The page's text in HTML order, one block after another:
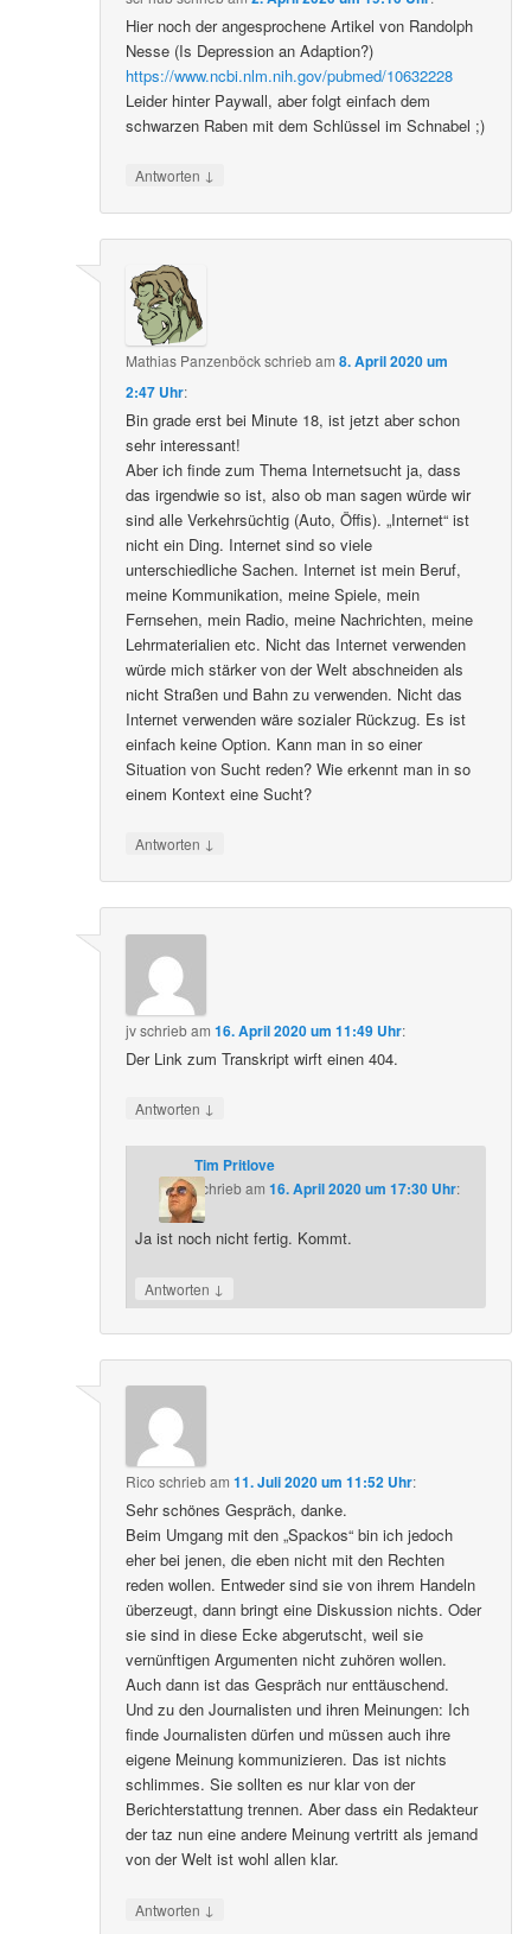
Hier noch der angesprochene Artikel von Randolph
Nesse (Is Depression an Adaption?)
https://www.ncbi.nlm.nih.gov/pubmed/10632228
Leider hinter Paywall, aber folgt einfach dem
schwarzen Raben mit dem Schlüssel im Schnabel ;)
Antworten ↓
Mathias Panzenböckschriebam8. April 2020 um
2:47 Uhr:
Bin grade erst bei Minute 18, ist jetzt aber schon
sehr interessant!
Aber ich finde zum Thema Internetsucht ja, dass
das irgendwie so ist, also ob man sagen würde wir
sind alle Verkehrsüchtig (Auto, Öffis). „Internet“ ist
nicht ein Ding. Internet sind so viele
unterschiedliche Sachen. Internet ist mein Beruf,
meine Kommunikation, meine Spiele, mein
Fernsehen, mein Radio, meine Nachrichten, meine
Lehrmaterialien etc. Nicht das Internet verwenden
würde mich stärker von der Welt abschneiden als
nicht Straßen und Bahn zu verwenden. Nicht das
Internet verwenden wäre sozialer Rückzug. Es ist
einfach keine Option. Kann man in so einer
Situation von Sucht reden? Wie erkennt man in so
einem Kontext eine Sucht?
Antworten ↓
jvschriebam16. April 2020 um 11:49 Uhr:
Der Link zum Transkript wirft einen 404.
Antworten ↓
Tim Pritlove
schriebam 16. April 2020 um 17:30 Uhr:
Ja ist noch nicht fertig. Kommt.
Antworten ↓
Rico schriebam11. Juli 2020 um 11:52 Uhr:
Sehr schönes Gespräch, danke.
Beim Umgang mit den „Spackos“ bin ich jedoch
eher bei jenen, die eben nicht mit den Rechten
reden wollen. Entweder sind sie von ihrem Handeln
überzeugt, dann bringt eine Diskussion nichts. Oder
sie sind in diese Ecke abgerutscht, weil sie
vernünftigen Argumenten nicht zuhören wollen.
Auch dann ist das Gespräch nur enttäuschend.
Und zu den Journalisten und ihren Meinungen: Ich
finde Journalisten dürfen und müssen auch ihre
eigene Meinung kommunizieren. Das ist nichts
schlimmes. Sie sollten es nur klar von der
Berichterstattung trennen. Aber dass ein Redakteur
der taz nun eine andere Meinung vertritt als jemand
von der Welt ist wohl allen klar.
Antworten ↓